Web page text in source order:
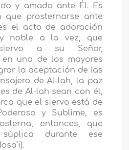
y amado ante Él. Es
que prosternarse ante
el acto de adoración
noble a la vez, que
a su Señor,
uno de los mayores
la aceptación de las
de Al-lah, la paz
de Al-lah sean con él,
que el siervo está de
y Sublime, es
entonces, que
durante ese